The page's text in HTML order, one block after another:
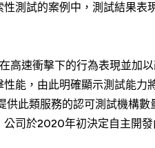
測試的案例中，測試結果表
高速衝擊下的行為表現並加
能，由此明確顯示測試能力
供此類服務的認可測試機構數
公司於2020年初決定自主開發